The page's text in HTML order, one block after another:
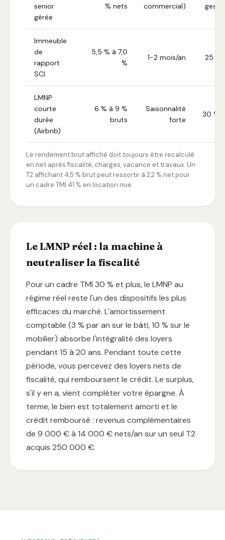
senior
gérée
% nets
commercial)
Immeuble
de
rapport
SCI
5,5 % à 7,0
%
1-2 mois/an 25 %
LMNP
courte
durée
(Airbnb)
6 % à 9 %
bruts
Saisonnalité
forte
30 %
Le rendement brut affiché doit toujours être recalculé
en net après fiscalité, charges, vacance et travaux. Un
T2 affichant 4,5 % brut peut ressortir à 2,2 % net pour
un cadre TMI 41 % en location nue.
Le LMNP réel : la machine à
neutraliser la fiscalité
Pour un cadre TMI 30 % et plus, le LMNP au
régime réel reste l'un des dispositifs les plus
efficaces du marché. L'amortissement
comptable (3 % par an sur le bâti, 10 % sur le
mobilier) absorbe l'intégralité des loyers
pendant 15 à 20 ans. Pendant toute cette
période, vous percevez des loyers nets de
fiscalité, qui remboursent le crédit. Le surplus,
s'il y en a, vient compléter votre épargne. À
terme, le bien est totalement amorti et le
crédit remboursé : revenus complémentaires
de 9 000 € à 14 000 € nets/an sur un seul T2
acquis 250 000 €.